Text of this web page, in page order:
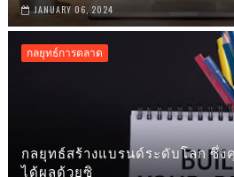
JANUARY 06, 2024
กลยุทธ์การตลาด
กลยุทธ์สร้างแบรนด์ระดับโลก ซึ่
ได้ผลด้วยซิ